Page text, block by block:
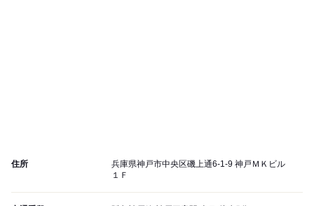
住所
兵庫県神戸市中央区磯上通6-1-9 神戸ＭＫビル
１Ｆ